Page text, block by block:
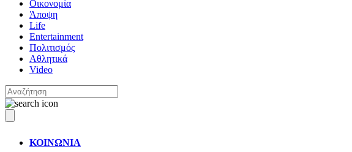
Οικονομία
Άποψη
Life
Entertainment
Πολιτισμός
Αθλητικά
Video
ΚΟΙΝΩΝΙΑ